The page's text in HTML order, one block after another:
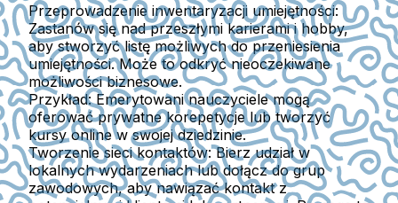
Przeprowadzenie inwentaryzacji umiejętności:
Zastanów się nad przeszłymi karierami i hobby,
aby stworzyć listę możliwych do przeniesienia
umiejętności. Może to odkryć nieoczekiwane
możliwości biznesowe.
Przykład:Emerytowani nauczyciele mogą
oferować prywatne korepetycje lub tworzyć
kursy online w swojej dziedzinie.
Tworzenie sieci kontaktów:Bierz udział w
lokalnych wydarzeniach lub dołącz do grup
zawodowych, aby nawiązać kontakt z